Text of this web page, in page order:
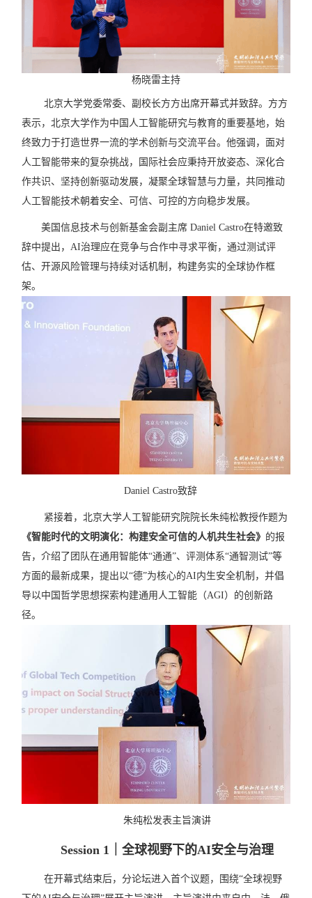
杨晓雷主持
北京大学党委常委、副校长方方出席开幕式并致辞。方方
表示，北京大学作为中国人工智能研究与教育的重要基地，始
终致力于打造世界一流的学术创新与交流平台。他强调，面对
人工智能带来的复杂挑战，国际社会应秉持开放姿态、深化合
作共识、坚持创新驱动发展，凝聚全球智慧与力量，共同推动
人工智能技术朝着安全、可信、可控的方向稳步发展。
美国信息技术与创新基金会副主席 Daniel Castro在特邀致
辞中提出， AI治理应在竞争与合作中寻求平衡，通过测试评
估、开源风险管理与持续对话机制，构建务实的全球协作框
架。
Daniel Castro致辞
紧接着，北京大学人工智能研究院院长朱纯松教授作题为
《智能时代的文明演化：构建安全可信的人机共生社会》 的报
告，介绍了团 队在通用智能体“通通”、评测体系“通智测试”等
方面的最新成果，提出以“德”为核心的AI内生安全机制，并倡
导以中国哲学思想探索构建通用人工智能（AGI）的创新路
径。
朱纯松发表主旨演讲
Session 1 ｜全球视野下的AI安全与治理
在开幕式结束后，分论坛进入首个议题，围绕“全球视野